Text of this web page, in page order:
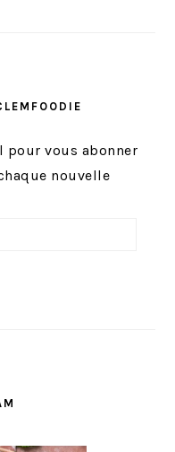
pour vous abonner
nouvelle